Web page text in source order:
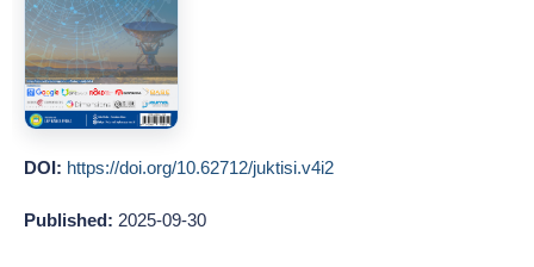
DOI: https://doi.org/10.62712/juktisi.v4i2
Published: 2025-09-30